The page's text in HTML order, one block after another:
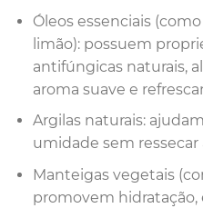
Óleos essenciais
limão): possuem
antifúngicas naturais,
aroma suave e
Argilas naturais:
umidade sem ressecar
Manteigas vegetais
promovem hidratação,